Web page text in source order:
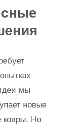
мы
новые
ковры. Но